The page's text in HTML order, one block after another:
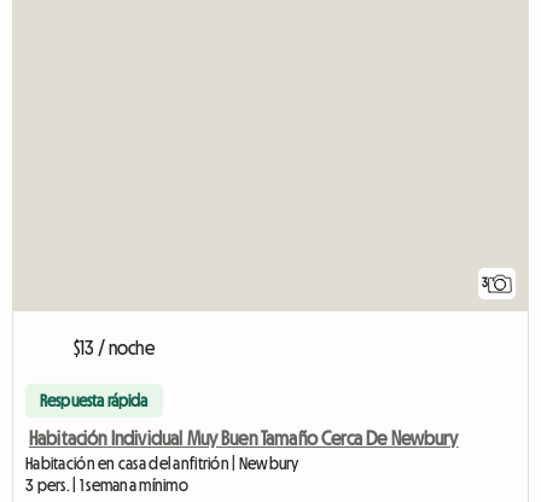
3
$13 / noche
Respuesta rápida
Habitación Individual Muy Buen Tamaño Cerca De Newbury
Habitación en casa del anfitrión | Newbury
3 pers. | 1 semana mínimo